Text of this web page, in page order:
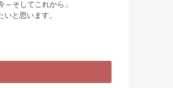
～そしてこれから」
いと思います。